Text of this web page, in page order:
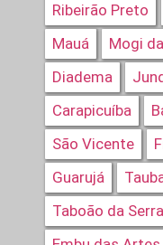
Ribeirão Preto
Mauá
Mogi
Diadema
Carapicuíba
São Vicente
Guarujá
Taboão da Serra